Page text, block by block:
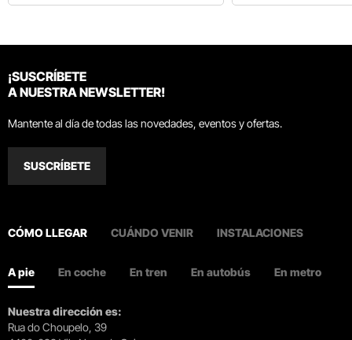
¡SUSCRÍBETE
A NUESTRA NEWSLETTER!
Mantente al día de todas las novedades, eventos y ofertas.
SUSCRÍBETE
CÓMO LLEGAR CUÁNDO VENIR INSTALACIONES
A pie En coche En tren En autobús En metro
Nuestra dirección es:
Rua do Choupelo, 39